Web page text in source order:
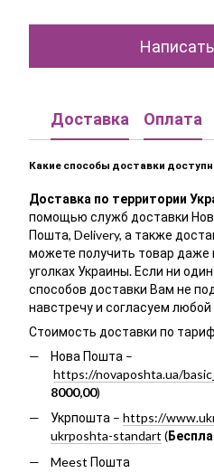
Доставка Оплата
Какие способы доставки
Доставка по территории
помощью служб доставки
Пошта, Delivery, а также
можете получить товар даже
уголках Украины. Если ни
способов доставки Вам не
навстречу и согласуем любой
Стоимость доставки по
Нова Пошта –
https://novaposhta.ua/
8000,00)
Укрпошта – https://
ukrposhta-standart (
Meest Пошта